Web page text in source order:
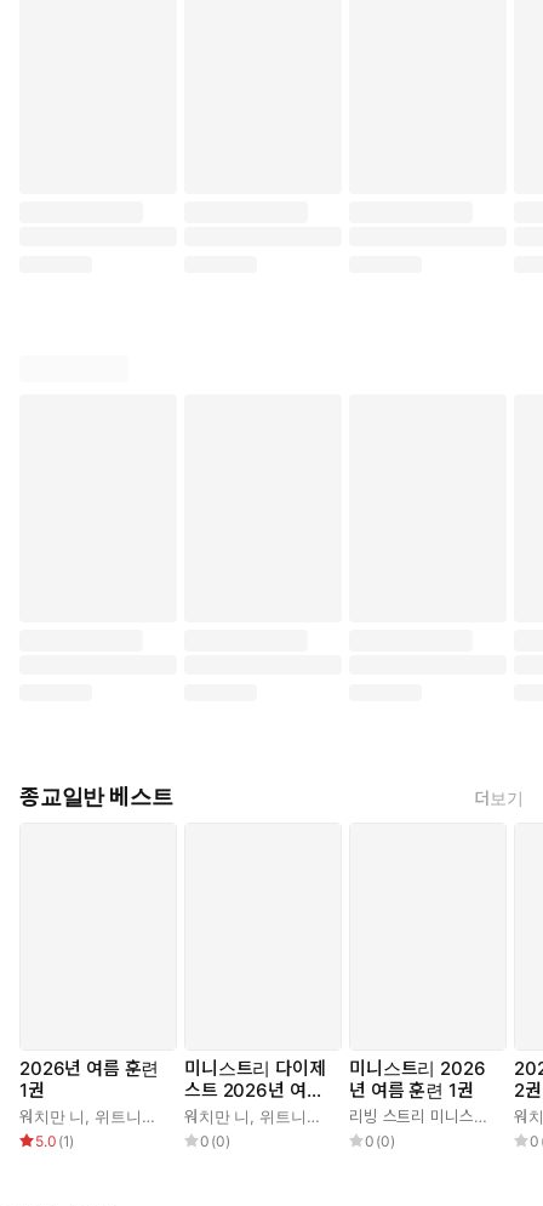
종교일반 베스트 더보기
2026년 여름 훈련
1권
워치만 니, 위트니스 리
5.0 (1)
미니스트리 다이제
스트 2026년 여름
훈련 1권
워치만 니, 위트니스 리
0 (0)
미니스트리 2026
년 여름 훈련 1권
리빙 스트리 미니스트리 편집부
0 (0)
2권
워
0